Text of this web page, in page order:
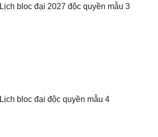
Lịch bloc đại 2027 độc quyền mẫu 3
Lịch bloc đại độc quyền mẫu 4